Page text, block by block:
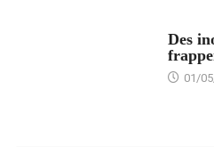
Des
01/